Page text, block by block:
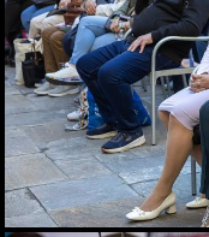
Shopping Friday
Murpark
11.05.2026
Das war der
Designmarkt in
10.05.2026
Veganmania am
Hauptplatz